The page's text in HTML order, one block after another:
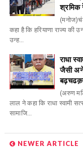
श्रमिक
कहा है कि हरियाणा राज्य की
उन्ह...
राधा
जैसी
(अरुण
लाल ने कहा कि राधा स्वामी
सामाजि...
NEWER ARTICLE